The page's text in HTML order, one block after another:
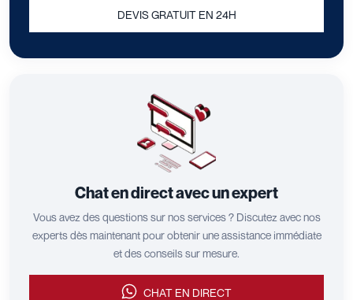
DEVIS GRATUIT EN 24H
Chat en direct avec un expert
Vous avez des questions sur nos services ? Discutez avec nos
experts dès maintenant pour obtenir une assistance immédiate
et des conseils sur mesure.
CHAT EN DIRECT